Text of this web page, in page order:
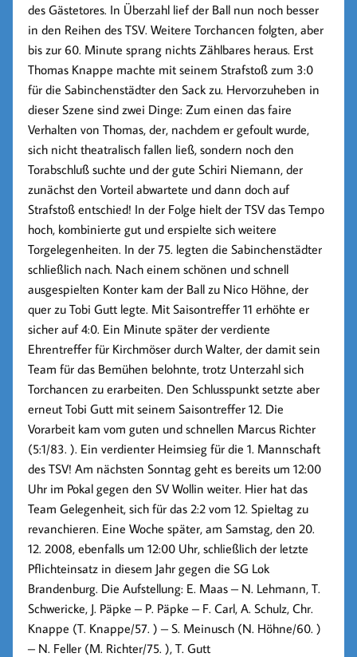
des Gästetores. In Überzahl lief der Ball nun noch besser
in den Reihen des TSV. Weitere Torchancen folgten, aber
bis zur 60. Minute sprang nichts Zählbares heraus. Erst
Thomas Knappe machte mit seinem Strafstoß zum 3:0
für die Sabinchenstädter den Sack zu. Hervorzuheben in
dieser Szene sind zwei Dinge: Zum einen das faire
Verhalten von Thomas, der, nachdem er gefoult wurde,
sich nicht theatralisch fallen ließ, sondern noch den
Torabschluß suchte und der gute Schiri Niemann, der
zunächst den Vorteil abwartete und dann doch auf
Strafstoß entschied! In der Folge hielt der TSV das Tempo
hoch, kombinierte gut und erspielte sich weitere
Torgelegenheiten. In der 75. legten die Sabinchenstädter
schließlich nach. Nach einem schönen und schnell
ausgespielten Konter kam der Ball zu Nico Höhne, der
quer zu Tobi Gutt legte. Mit Saisontreffer 11 erhöhte er
sicher auf 4:0. Ein Minute später der verdiente
Ehrentreffer für Kirchmöser durch Walter, der damit sein
Team für das Bemühen belohnte, trotz Unterzahl sich
Torchancen zu erarbeiten. Den Schlusspunkt setzte aber
erneut Tobi Gutt mit seinem Saisontreffer 12. Die
Vorarbeit kam vom guten und schnellen Marcus Richter
(5:1/83. ). Ein verdienter Heimsieg für die 1. Mannschaft
des TSV! Am nächsten Sonntag geht es bereits um 12:00
Uhr im Pokal gegen den SV Wollin weiter. Hier hat das
Team Gelegenheit, sich für das 2:2 vom 12. Spieltag zu
revanchieren. Eine Woche später, am Samstag, den 20.
12. 2008, ebenfalls um 12:00 Uhr, schließlich der letzte
Pflichteinsatz in diesem Jahr gegen die SG Lok
Brandenburg. Die Aufstellung: E. Maas – N. Lehmann, T.
Schwericke, J. Päpke – P. Päpke – F. Carl, A. Schulz, Chr.
Knappe (T. Knappe/57. ) – S. Meinusch (N. Höhne/60. )
– N. Feller (M. Richter/75. ), T. Gutt